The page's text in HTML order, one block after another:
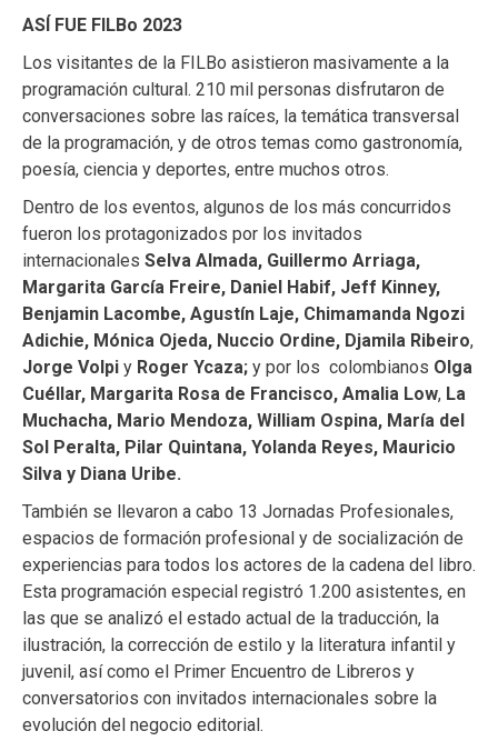
ASÍ FUE FILBo 2023
Los visitantes de la FILBo asistieron masivamente a la
programación cultural. 210 mil personas disfrutaron de
conversaciones sobre las raíces, la temática transversal
de la programación, y de otros temas como gastronomía,
poesía, ciencia y deportes, entre muchos otros.
Dentro de los eventos, algunos de los más concurridos
fueron los protagonizados por los invitados
internacionales Selva Almada, Guillermo Arriaga,
Margarita García Freire, Daniel Habif, Jeff Kinney,
Benjamin Lacombe, Agustín Laje, Chimamanda Ngozi
Adichie, Mónica Ojeda, Nuccio Ordine, Djamila Ribeiro,
Jorge Volpi y Roger Ycaza; y por los colombianos Olga
Cuéllar, Margarita Rosa de Francisco, Amalia Low, La
Muchacha, Mario Mendoza, William Ospina, María del
Sol Peralta, Pilar Quintana, Yolanda Reyes, Mauricio
Silva y Diana Uribe.
También se llevaron a cabo 13 Jornadas Profesionales,
espacios de formación profesional y de socialización de
experiencias para todos los actores de la cadena del libro.
Esta programación especial registró 1.200 asistentes, en
las que se analizó el estado actual de la traducción, la
ilustración, la corrección de estilo y la literatura infantil y
juvenil, así como el Primer Encuentro de Libreros y
conversatorios con invitados internacionales sobre la
evolución del negocio editorial.